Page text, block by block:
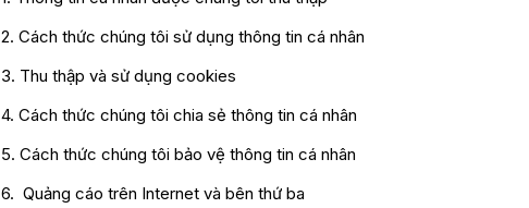
2. Cách thức chúng tôi sử dụng thông tin cá nhân
3. Thu thập và sử dụng cookies
4. Cách thức chúng tôi chia sẻ thông tin cá nhân
5. Cách thức chúng tôi bảo vệ thông tin cá nhân
6. Quảng cáo trên Internet và bên thứ ba